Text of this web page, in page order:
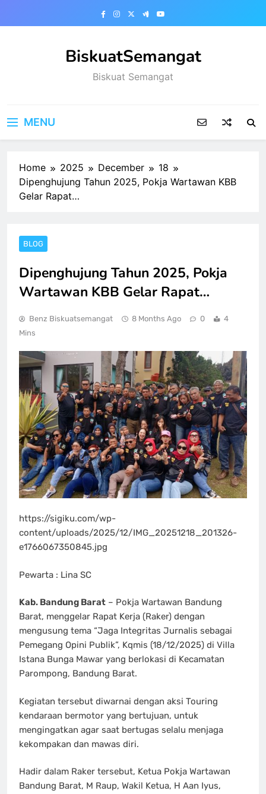
BiskuatSemangat
Biskuat Semangat
MENU
Home 2025 December
18
Dipenghujung Tahun 2025, Pokja Wartawan KBB
Gelar Rapat…
BLOG
Dipenghujung Tahun 2025, Pokja
Wartawan KBB Gelar Rapat…
Benz Biskuatsemangat 8 Months Ago 0
4
Mins
https://sigiku.com/wp-
content/uploads/2025/12/IMG_20251218_201326-
e1766067350845.jpg
Pewarta : Lina SC
Kab. Bandung Barat – Pokja Wartawan Bandung
Barat, menggelar Rapat Kerja (Raker) dengan
mengusung tema “Jaga Integritas Jurnalis sebagai
Pemegang Opini Publik”, Kqmis (18/12/2025) di Villa
Istana Bunga Mawar yang berlokasi di Kecamatan
Parompong, Bandung Barat.
Kegiatan tersebut diwarnai dengan aksi Touring
kendaraan bermotor yang bertujuan, untuk
mengingatkan agar saat bertugas selalu menjaga
kekompakan dan mawas diri.
Hadir dalam Raker tersebut, Ketua Pokja Wartawan
Bandung Barat, M Raup, Wakil Ketua, H Aan Iyus,